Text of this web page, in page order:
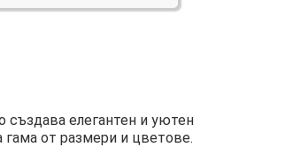
създава елегантен и уютен
от размери и цветове.